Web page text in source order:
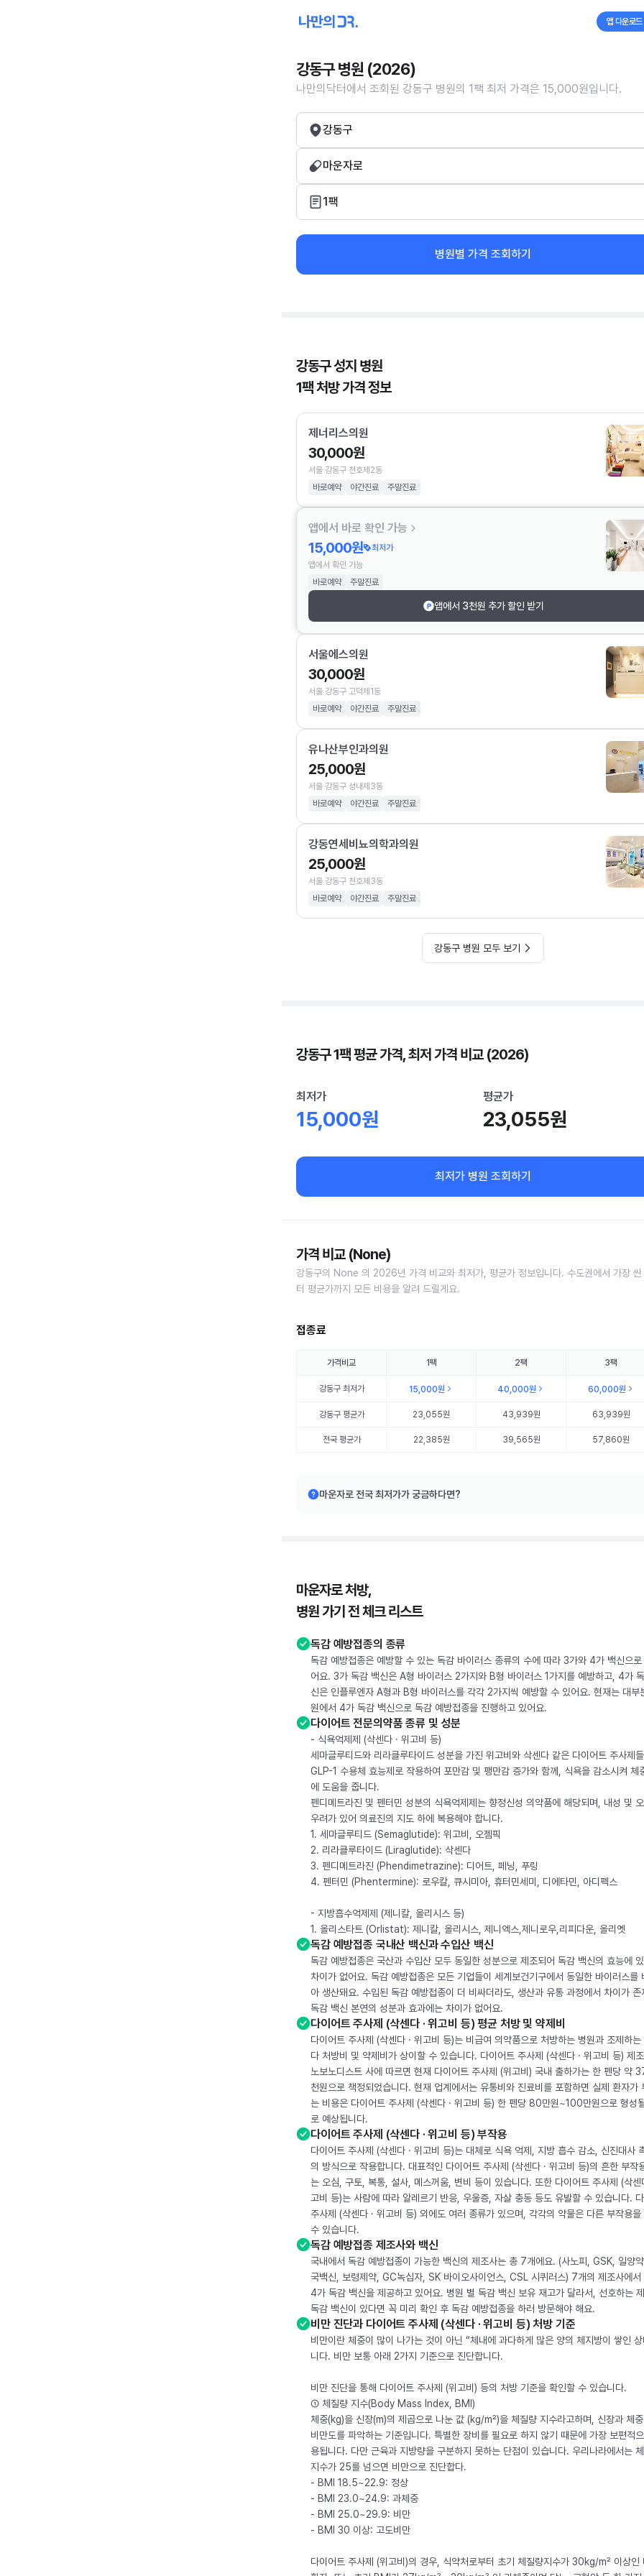
앱 다운로드
강동구 병원 (2026)
나만의닥터에서 조회된 강동구 병원의 1팩 최저 가격은 15,000원입니다.
강동구
마운자로
1팩
병원별 가격 조회하기
강동구 성지 병원
1팩 처방 가격 정보
제너리스의원
30,000원
서울 강동구 천호제2동
바로예약
야간진료 주말진료
앱에서 바로 확인 가능
15,000원
최저가
앱에서 확인 가능
바로예약
주말진료
앱에서 3천원 추가 할인 받기
서울에스의원
30,000원
서울 강동구 고덕제1동
바로예약
야간진료 주말진료
유나산부인과의원
25,000원
서울 강동구 성내제3동
바로예약
야간진료 주말진료
강동연세비뇨의학과의원
25,000원
서울 강동구 천호제3동
바로예약
야간진료 주말진료
강동구 병원 모두 보기
강동구 1팩 평균 가격, 최저 가격 비교 (2026)
최저가
15,000원
평균가
23,055원
최저가 병원 조회하기
가격 비교 (None)
강동구의 None 의 2026년 가격 비교와 최저가, 평균가 정보입니다. 수도권에서 가장 싼
터 평균가까지 모든 비용을 알려 드릴게요.
접종료
가격비교 1팩 2팩 3팩
강동구최저가 15,000원 40,000원 60,000원
강동구평균가 23,055원 43,939원 63,939원
전국 평균가 22,385원 39,565원 57,860원
마운자로 전국 최저가가 궁금하다면?
마운자로 처방,
병원 가기 전 체크 리스트
독감 예방접종의 종류
독감 예방접종은 예방할 수 있는 독감 바이러스 종류의 수에 따라 3가와 4가 백신으로
어요. 3가 독감 백신은 A형 바이러스 2가지와 B형 바이러스 1가지를 예방하고, 4가
신은 인플루엔자 A형과 B형 바이러스를 각각 2가지씩 예방할 수 있어요. 현재는 대부
원에서 4가 독감 백신으로 독감 예방접종을 진행하고 있어요.
다이어트 전문의약품 종류 및 성분
- 식욕억제제 (삭센다 · 위고비 등)
세마글루티드와 리라클루타이드 성분을 가진 위고비와 삭센다 같은 다이어트 주사제
GLP-1 수용체 효능제로 작용하여 포만감 및 팽만감 증가와 함께, 식욕을 감소시켜 체
에 도움을 줍니다.
펜디메트라진 및 펜터민 성분의 식욕억제제는 향정신성 의약품에 해당되며, 내성 및
우려가 있어 의료진의 지도 하에 복용해야 합니다.
1. 세마글루티드 (Semaglutide): 위고비, 오젬픽
2. 리라클루타이드 (Liraglutide): 삭센다
3. 펜디메트라진 (Phendimetrazine): 디어트, 페닝, 푸링
4. 펜터민 (Phentermine): 로우칼, 큐시미아, 휴터민세미, 디에타민, 아디펙스
- 지방흡수억제제 (제니칼, 올리시스 등)
1. 올리스타트 (Orlistat): 제니칼, 올리시스, 제니엑스,제니로우,리피다운, 올리엣
독감 예방접종 국내산 백신과 수입산 백신
독감 예방접종은 국산과 수입산 모두 동일한 성분으로 제조되어 독감 백신의 효능에
차이가 없어요. 독감 예방접종은 모든 기업들이 세계보건기구에서 동일한 바이러스를
아 생산돼요. 수입된 독감 예방접종이 더 비싸더라도, 생산과 유통 과정에서 차이가 존
독감 백신 본연의 성분과 효과에는 차이가 없어요.
다이어트 주사제 (삭센다 · 위고비 등) 평균 처방 및 약제비
다이어트 주사제 (삭센다 · 위고비 등)는 비급여 의약품으로 처방하는 병원과 조제하는
다 처방비 및 약제비가 상이할 수 있습니다. 다이어트 주사제 (삭센다 · 위고비 등) 제
노보노디스트 사에 따르면 현재 다이어트 주사제 (위고비) 국내 출하가는 한 펜당 약
천원으로 책정되었습니다. 현재 업계에서는 유통비와 진료비를 포함하면 실제 환자가
는 비용은 다이어트 주사제 (삭센다 · 위고비 등) 한 펜당 80만원~100만원으로 형성
로 예상됩니다.
다이어트 주사제 (삭센다 · 위고비 등) 부작용
다이어트 주사제 (삭센다 · 위고비 등)는 대체로 식욕 억제, 지방 흡수 감소, 신진대사
의 방식으로 작용합니다. 대표적인 다이어트 주사제 (삭센다 · 위고비 등)의 흔한 부작
는 오심, 구토, 복통, 설사, 메스꺼움, 변비 등이 있습니다. 또한 다이어트 주사제 (삭센
고비 등)는 사람에 따라 알레르기 반응, 우울증, 자살 충동 등도 유발할 수 있습니다.
주사제 (삭센다 · 위고비 등) 외에도 여러 종류가 있으며, 각각의 약물은 다른 부작용을
수 있습니다.
독감 예방접종 제조사와 백신
국내에서 독감 예방접종이 가능한 백신의 제조사는 총 7개에요. (사노피, GSK, 일양
국백신, 보령제약, GC녹십자, SK 바이오사이언스, CSL 시퀴러스) 7개의 제조사에서
4가 독감 백신을 제공하고 있어요. 병원 별 독감 백신 보유 재고가 달라서, 선호하는
독감 백신이 있다면 꼭 미리 확인 후 독감 예방접종을 하러 방문해야 해요.
비만 진단과 다이어트 주사제 (삭센다 · 위고비 등) 처방 기준
비만이란 체중이 많이 나가는 것이 아닌 “체내에 과다하게 많은 양의 체지방이 쌓인
니다. 비만 보통 아래 2가지 기준으로 진단합니다.
비만 진단을 통해 다이어트 주사제 (위고비) 등의 처방 기준을 확인할 수 있습니다.
① 체질량 지수(Body Mass Index, BMI)
체중(kg)을 신장(m)의 제곱으로 나눈 값 (kg/m²)을 체질량 지수라고하며, 신장과 체
비만도를 파악하는 기준입니다. 특별한 장비를 필요로 하지 않기 때문에 가장 보편적
용됩니다. 다만 근육과 지방량을 구분하지 못하는 단점이 있습니다. 우리나라에서는
지수가 25를 넘으면 비만으로 진단합다.
- BMI 18.5~22.9: 정상
- BMI 23.0~24.9: 과체중
- BMI 25.0~29.9: 비만
- BMI 30 이상: 고도비만
다이어트 주사제 (위고비)의 경우, 식약처로부터 초기 체질량지수가 30kg/m² 이상인